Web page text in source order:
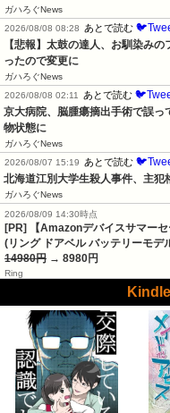
ガハろぐNews
2026/08/08 08:28
あとで読む
【悲報】太鼓の達人、お馴染み
ったので変更に
ガハろぐNews
2026/08/08 02:11
あとで読む
京大病院、脳腫瘍摘出手術で誤
物状態に
ガハろぐNews
2026/08/07 15:19
あとで読む
北海道江別大学生殺人事件、主
ガハろぐNews
2026/08/09 14:30時点
[PR] 【Amazonデバイスサマー
(リング ドアベル バッテリーモ
14980円 → 8980円
Ring